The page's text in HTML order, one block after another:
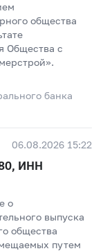
общества
Общества с
банка
06.08.2026 15:22
ИНН
о
выпуска
общества
путем